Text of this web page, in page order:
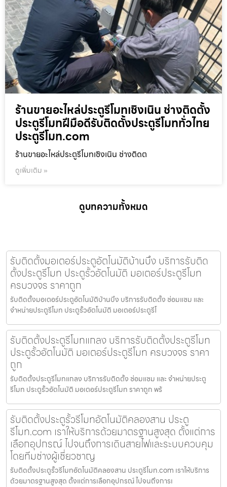
ร้านขายอะไหล่ประตูรีโมทเชิงเนิน ช่างติดตั้ง
ประตูรีโมทฝีมือดีรับติดตั้งประตูรีโมททั่วไทย
ประตูรีโมท.com
ร้านขายอะไหล่ประตูรีโมทเชิงเนิน ช่างติดต
ดูเพิ่มเติม »
ดูบทความทั้งหมด
รับติดตั้งมอเตอร์ประตูอัตโนมัติบ้านบึง บริการรับติด
ตั้งประตูรีโมท ประตูรั้วอัตโนมัติ มอเตอร์ประตูรีโมท
ครบวงจร ราคาถูก
รับติดตั้งมอเตอร์ประตูอัตโนมัติบ้านบึง บริการรับติดตั้ง ซ่อมแซม และ
จำหน่ายประตูรีโมท ประตูรั้วอัตโนมัติ มอเตอร์ประตูรีโ
รับติดตั้งประตูรีโมทแกลง บริการรับติดตั้งประตูรีโมท
ประตูรั้วอัตโนมัติ มอเตอร์ประตูรีโมท ครบวงจร ราคา
ถูก
รับติดตั้งประตูรีโมทแกลง บริการรับติดตั้ง ซ่อมแซม และ จำหน่ายประตู
รีโมท ประตูรั้วอัตโนมัติ มอเตอร์ประตูรีโมท ราคาถูก พร้
รับติดตั้งประตูรั้วรีโมทอัตโนมัติคลองสาน ประตู
รีโมท.com เราให้บริการด้วยมาตรฐานสูงสุด ตั้งแต่การ
เลือกอุปกรณ์ ไปจนถึงการเดินสายไฟและระบบควบคุม
โดยทีมช่างผู้เชี่ยวชาญ
รับติดตั้งประตูรั้วรีโมทอัตโนมัติคลองสาน ประตูรีโมท.com เราให้บริการ
ด้วยมาตรฐานสูงสุด ตั้งแต่การเลือกอุปกรณ์ ไปจนถึงการเ